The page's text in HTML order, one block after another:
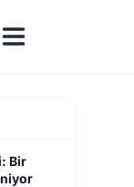
Bir